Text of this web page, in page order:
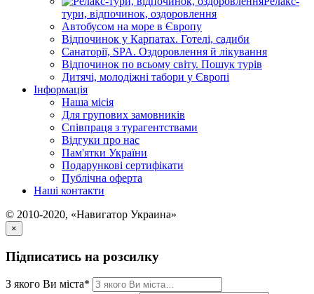
тури, відпочинок, оздоровлення
Автобусом на море в Європу
Відпочинок у Карпатах. Готелі, садиби
Санаторії, SPA. Оздоровлення й лікування
Відпочинок по всьому світу. Пошук турів
Дитячі, молодіжні табори у Європі
Інформація
Наша місія
Для групових замовників
Співпраця з турагентствами
Відгуки про нас
Пам'ятки України
Подарункові сертифікати
Публічна оферта
Наші контакти
© 2010-2020, «Навигатор Украина»
×
Підписатись на розсилку
З якого Ви міста*